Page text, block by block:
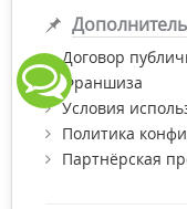
Договор
Франшиза
Условия
Политика
Партнёрская